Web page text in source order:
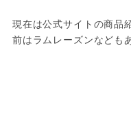
現在は公式サイトの商品
前はラムレーズンなども